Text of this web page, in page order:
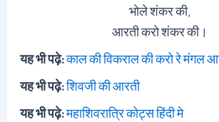
भोले शंकर की,
आरती करो शंकर की।
यह भी पढ़े:काल की विकराल की करो रे मंगल
यह भी पढ़े:शिवजी की आरती
यह भी पढ़े:महाशिवरात्रि कोट्स हिंदी मे